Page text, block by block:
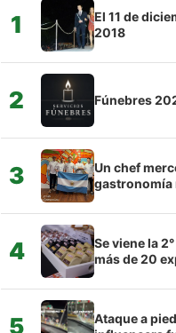
1
El 11 de
2018
2 Fúnebres
3
Un chef
gastronomía
4
Se viene la
más de 20
5
Ataque a